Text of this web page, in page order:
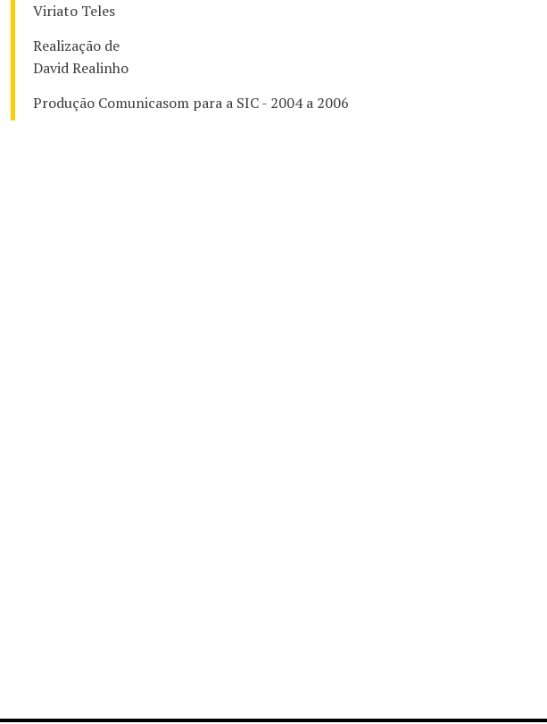
Viriato Teles
Realização de
David Realinho
Produção Comunicasom para a SIC - 2004 a 2006